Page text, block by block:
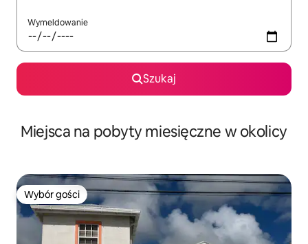
Wymeldowanie
Szukaj
Miejsca na pobyty miesięczne w okolicy
Wybór gości
Wybór gości